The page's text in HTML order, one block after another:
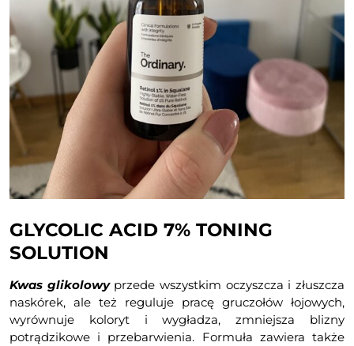
GLYCOLIC ACID 7% TONING
SOLUTION
Kwas glikolowyprzede wszystkim oczyszcza i złuszcza
naskórek, ale też reguluje pracę gruczołów łojowych,
wyrównuje koloryt i wygładza, zmniejsza blizny
potrądzikowe i przebarwienia. Formuła zawiera także